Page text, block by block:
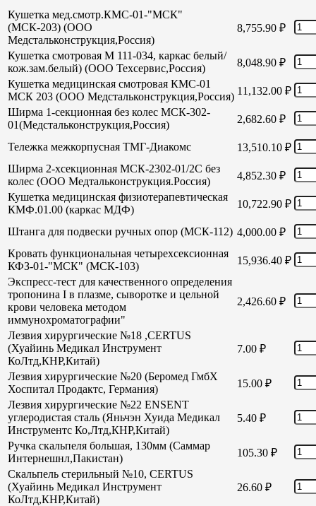
Кушетка мед.смотр.КМС-01-"МСК"
(МСК-203) (ООО
Медстальконструкция,Россия)
8,755.90 ₽
Кушетка смотровая М 111-034, каркас белый/
кож.зам.белый) (ООО Техсервис,Россия)
8,048.90 ₽
Кушетка медицинская смотровая КМС-01
МСК 203 (ООО Медстальконструкция,Россия) 11,132.00 ₽
Ширма 1-секционная без колес МСК-302-
01(Медстальконструкция,Россия)
2,682.60 ₽
Тележка межкорпусная ТМГ-Диакомс 13,510.10 ₽
Ширма 2-хсекционная МСК-2302-01/2С без
колес (ООО Медтальконструкция.Россия)
4,852.30 ₽
Кушетка медицинская физиотерапевтическая
КМФ.01.00 (каркас МДФ)
10,722.90 ₽
Штанга для подвески ручных опор (МСК-112) 4,000.00 ₽
Кровать функциональная четырехсексионная
КФЗ-01-"МСК" (МСК-103)
15,936.40 ₽
Экспресс-тест для качественного определения
тропонина I в плазме, сыворотке и цельной
крови человека методом
иммунохроматографии"
2,426.60 ₽
Лезвия хирургические №18 ,CERTUS
(Хуайинь Медикал Инструмент
КоЛтд,КНР,Китай)
7.00 ₽
Лезвия хирургические №20 (Беромед ГмбХ
Хоспитал Продактс, Германия)
15.00 ₽
Лезвия хирургические №22 ENSENT
углеродистая сталь (Яньчэн Хуида Медикал
Инструментс Ко,Лтд,КНР,Китай)
5.40 ₽
Ручка скальпеля большая, 130мм (Саммар
Интернешнл,Пакистан)
105.30 ₽
Скальпель стерильный №10, CERTUS
(Хуайинь Медикал Инструмент
КоЛтд,КНР,Китай)
26.60 ₽